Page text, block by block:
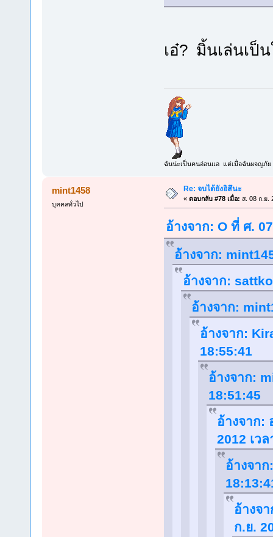
เอ๋? มิ้นเล่นเป็
ฉันน่ะเป็นคนอ่อนแอ แต่เมื่อฉันผจญภัย
mint1458
บุคคลทั่วไป
Re: จบได้ยังอิสึนะ
« ตอบกลับ #78 เมื่อ: ส. 08 ก.ย.
อ้างจาก: O ที่ ศ.
อ้างจาก:
อ้างจาก:
อ้างจาก:
อ้างจาก:
18:55:41
อ้างจาก:
18:51:45
อ้างจาก:
2012 เว
อ้างจา
อ้างจ
ก.ย.